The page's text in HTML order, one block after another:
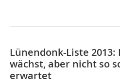
Lünendonk-Liste 2013:
wächst, aber nicht so
erwartet